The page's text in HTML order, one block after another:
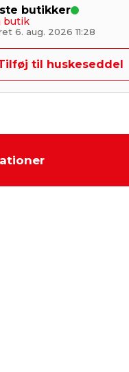
butikker
butik
6. aug. 2026 11:28
til huskeseddel